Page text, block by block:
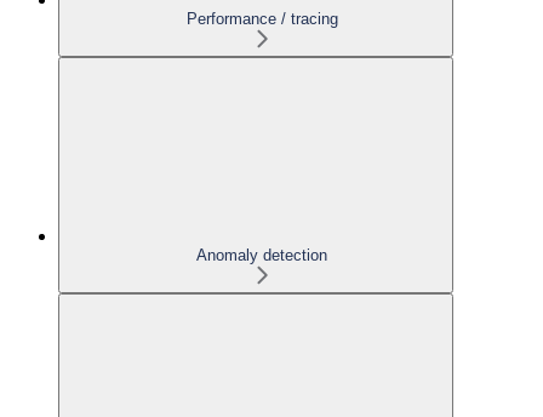
Performance / tracing
Anomaly detection